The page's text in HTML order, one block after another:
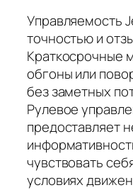
Управляемость
точностью и
Краткосрочные
обгоны или
без заметных
Рулевое
предоставляет
чувствовать
условиях